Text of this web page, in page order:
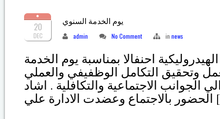
20
DEC
يوم الخدمة السنوي
admin No Comment in news
احنفالا بمناسبة يوم الخدمة
وتحقيق التكامل الوظفيفي والعملي
الجوانب الاجتماعية والتكافلية . اشاد
[…]